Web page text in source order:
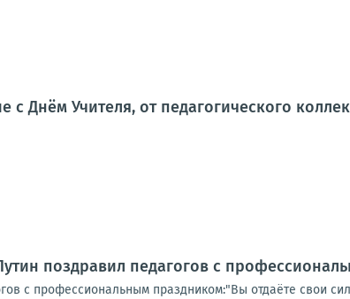
с Днём Учителя, от педагогического
поздравил педагогов с
с профессиональным праздником:"Вы отдаёте свои